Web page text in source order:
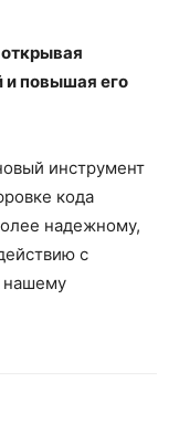
и повышая его
инструмент
кода
надежному,
с
нашему